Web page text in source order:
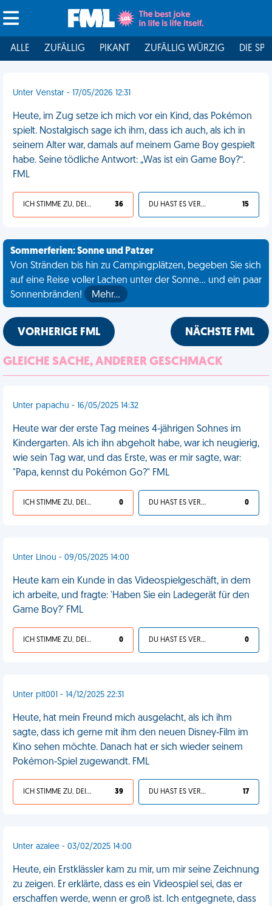
ALLE ZUFÄLLIG PIKANT ZUFÄLLIG WÜRZIG DIE
Unter Venstar - 17/05/2026 12:31
Heute, im Zug setze ich mich vor ein Kind, das Pokémon
spielt. Nostalgisch sage ich ihm, dass ich auch, als ich in
seinem Alter war, damals auf meinem Game Boy gespielt
habe. Seine tödliche Antwort: „Was ist ein Game Boy?“.
FML
ICH STIMME ZU, DEIN LEBEN IST SCHEISSE 36 DU HAST ES VERDIENT 15
Sommerferien: Sonne und Patzer
Von Stränden bis hin zu Campingplätzen, begeben Sie sich
auf eine Reise voller Lachen unter der Sonne... und ein paar
Sonnenbränden!
Mehr…
VORHERIGE FML NÄCHSTE FML
GLEICHE SACHE, ANDERER GESCHMACK
Unter papachu - 16/05/2025 14:32
Heute war der erste Tag meines 4-jährigen Sohnes im
Kindergarten. Als ich ihn abgeholt habe, war ich neugierig,
wie sein Tag war, und das Erste, was er mir sagte, war:
"Papa, kennst du Pokémon Go?" FML
ICH STIMME ZU, DEIN LEBEN IST SCHEISSE 0 DU HAST ES VERDIENT 0
Unter Linou - 09/05/2025 14:00
Heute kam ein Kunde in das Videospielgeschäft, in dem
ich arbeite, und fragte: 'Haben Sie ein Ladegerät für den
Game Boy?' FML
ICH STIMME ZU, DEIN LEBEN IST SCHEISSE 0 DU HAST ES VERDIENT 0
Unter plt001 - 14/12/2025 22:31
Heute, hat mein Freund mich ausgelacht, als ich ihm
sagte, dass ich gerne mit ihm den neuen Disney‑Film im
Kino sehen möchte. Danach hat er sich wieder seinem
Pokémon‑Spiel zugewandt. FML
ICH STIMME ZU, DEIN LEBEN IST SCHEISSE 39 DU HAST ES VERDIENT 17
Unter azalee - 03/02/2025 14:00
Heute, ein Erstklässler kam zu mir, um mir seine Zeichnung
zu zeigen. Er erklärte, dass es ein Videospiel sei, das er
erschaffen werde, wenn er groß ist. Ich entgegnete, dass